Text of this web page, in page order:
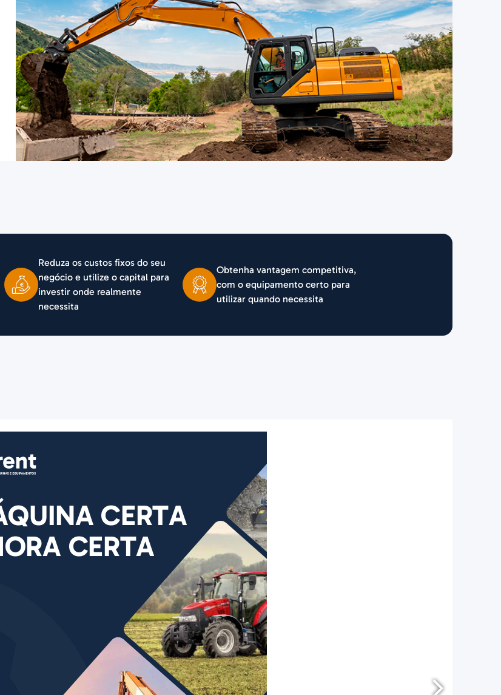
Reduza os custos fixos do seu
negócio e utilize o capital para
investir onde realmente
necessita
Obtenha vantagem competitiva,
com o equipamento certo para
utilizar quando necessita